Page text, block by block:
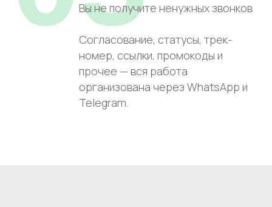
Вы не получите ненужных звонков
Согласование, статусы, трек-
номер, ссылки, промокоды и
прочее — вся работа
организована через WhatsApp и
Telegram.